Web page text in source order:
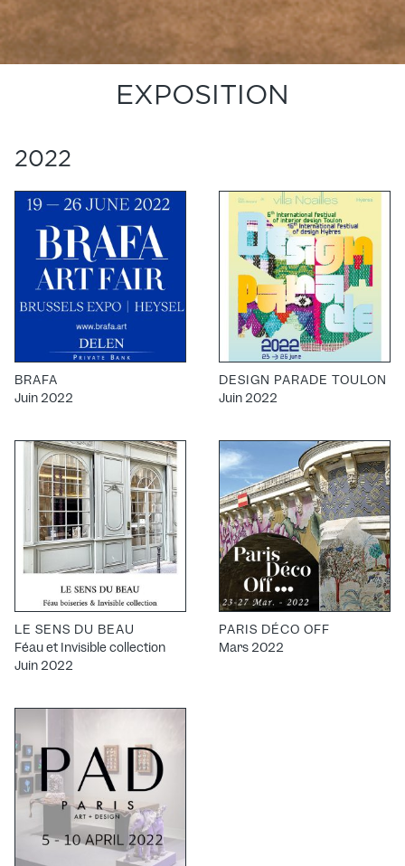
EXPOSITION
2022
BRAFA
Juin 2022
DESIGN PARADE TOULON
Juin 2022
LE SENS DU BEAU
Féau et Invisible collection
Juin 2022
PARIS DÉCO OFF
Mars 2022